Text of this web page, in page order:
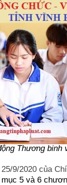
Thương binh
9/2020 của
5 và 6